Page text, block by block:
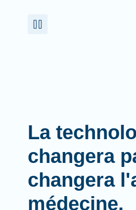
La
changera
changera
médecine.